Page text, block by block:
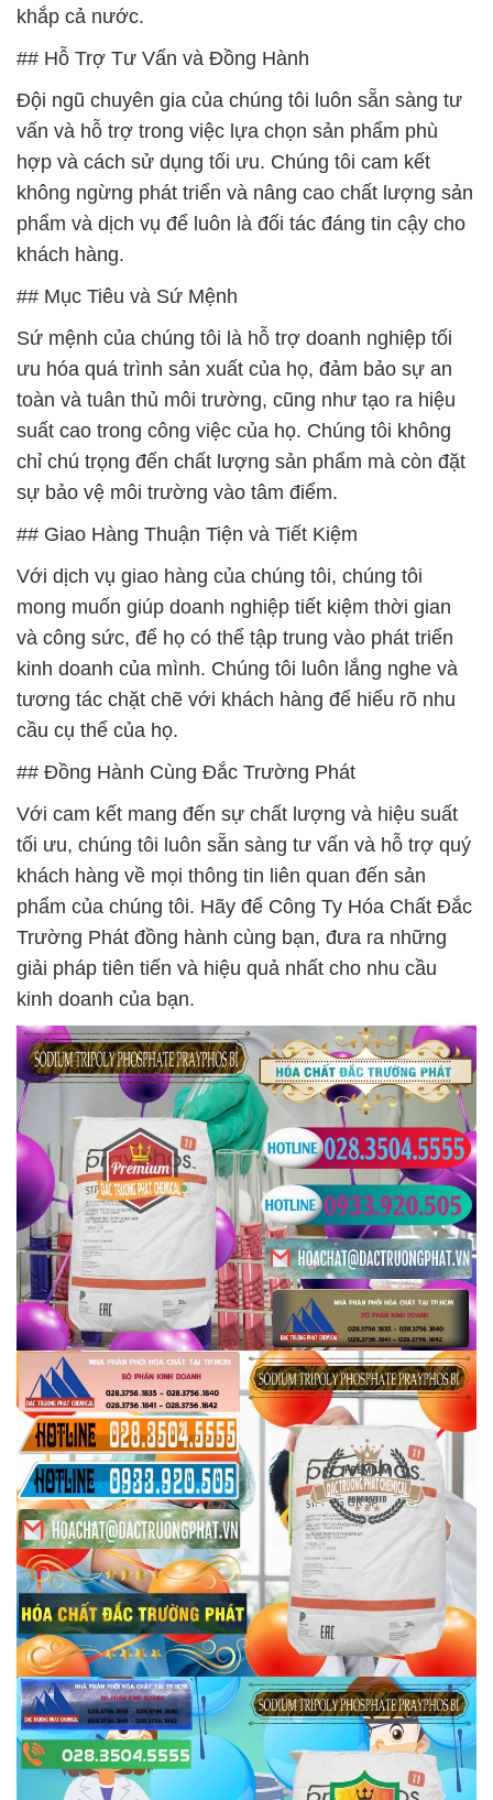
khắp cả nước.
## Hỗ Trợ Tư Vấn và Đồng Hành
Đội ngũ chuyên gia của chúng tôi luôn sẵn sàng tư
vấn và hỗ trợ trong việc lựa chọn sản phẩm phù
hợp và cách sử dụng tối ưu. Chúng tôi cam kết
không ngừng phát triển và nâng cao chất lượng sản
phẩm và dịch vụ để luôn là đối tác đáng tin cậy cho
khách hàng.
## Mục Tiêu và Sứ Mệnh
Sứ mệnh của chúng tôi là hỗ trợ doanh nghiệp tối
ưu hóa quá trình sản xuất của họ, đảm bảo sự an
toàn và tuân thủ môi trường, cũng như tạo ra hiệu
suất cao trong công việc của họ. Chúng tôi không
chỉ chú trọng đến chất lượng sản phẩm mà còn đặt
sự bảo vệ môi trường vào tâm điểm.
## Giao Hàng Thuận Tiện và Tiết Kiệm
Với dịch vụ giao hàng của chúng tôi, chúng tôi
mong muốn giúp doanh nghiệp tiết kiệm thời gian
và công sức, để họ có thể tập trung vào phát triển
kinh doanh của mình. Chúng tôi luôn lắng nghe và
tương tác chặt chẽ với khách hàng để hiểu rõ nhu
cầu cụ thể của họ.
## Đồng Hành Cùng Đắc Trường Phát
Với cam kết mang đến sự chất lượng và hiệu suất
tối ưu, chúng tôi luôn sẵn sàng tư vấn và hỗ trợ quý
khách hàng về mọi thông tin liên quan đến sản
phẩm của chúng tôi. Hãy để Công Ty Hóa Chất Đắc
Trường Phát đồng hành cùng bạn, đưa ra những
giải pháp tiên tiến và hiệu quả nhất cho nhu cầu
kinh doanh của bạn.